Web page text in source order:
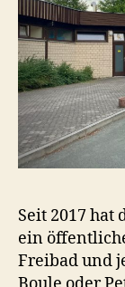
Seit 2017 hat
ein
Freibad und